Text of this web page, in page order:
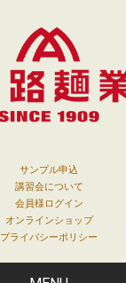
サンプル申込
講習会について
会員様ログイン
オンラインショップ
プライバシーポリシー